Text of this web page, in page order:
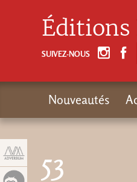
53
Éditions
SUIVEZ-NOUS
Nouveautés